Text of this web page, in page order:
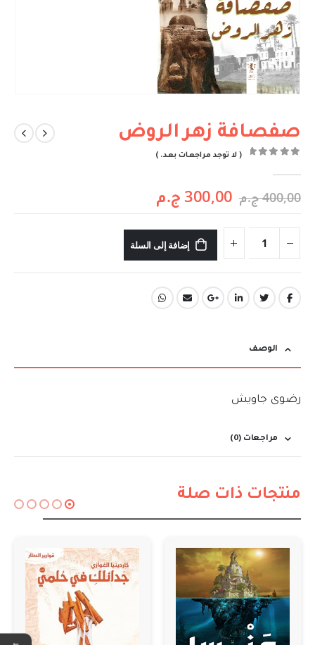
صفصافة زهر الروض
( لا توجد مراجعات بعد. )
400,00 ج.م 300,00 ج.م
إضافة إلى السلة
الوصف
رضوى جاويش
مراجعات (0)
منتجات ذات صلة